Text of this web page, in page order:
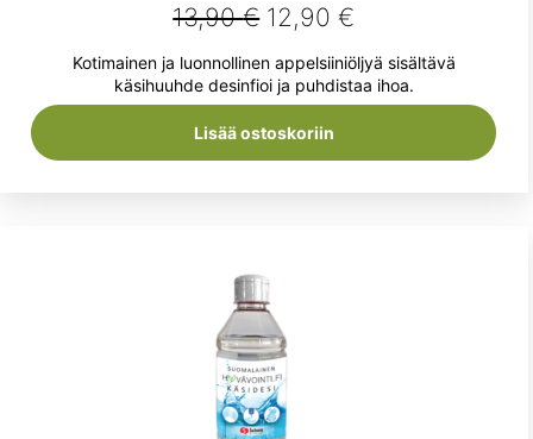
13,90€ Alkuperäinen
hinta
oli:
13,90 €.
12,90€
hinta
on:
Kotimainen ja luonnollinen appelsii­niöljyä sisältävä
käsihuuhde desinfioi ja puhdistaa ihoa.
Lisää ostoskoriin